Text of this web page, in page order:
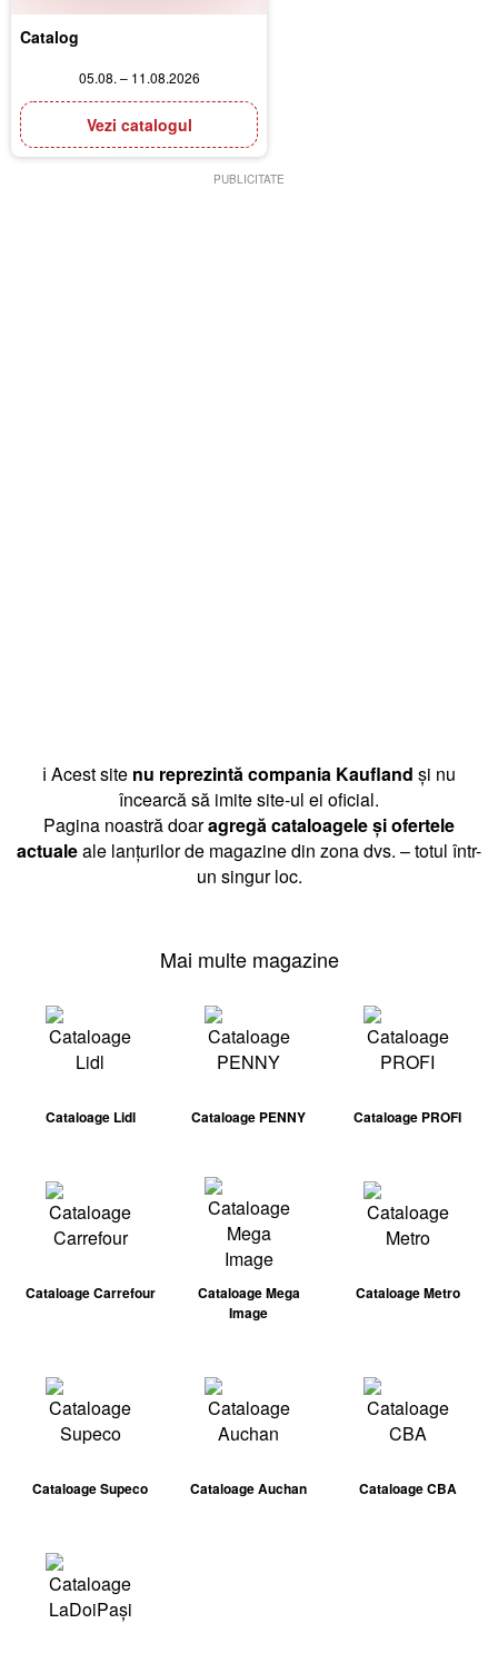
Catalog
05.08. – 11.08.2026
Vezi catalogul
PUBLICITATE
ℹ️ Acest site nu reprezintă compania Kaufland și nu
încearcă să imite site-ul ei oficial.
Pagina noastră doaragregă cataloagele și ofertele
actualeale lanțurilor de magazine din zona dvs. – totul într-
un singur loc.
Mai multe magazine
Cataloage Lidl Cataloage PENNY Cataloage PROFI
Cataloage Carrefour
Cataloage Mega
Image
Cataloage Metro
Cataloage Supeco Cataloage Auchan Cataloage CBA